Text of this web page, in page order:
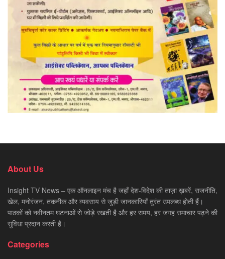
About Us
Insight TV News – एक ऑनलाइन मंच है जहाँ देश-विदेश की ताज़ा ख़बरें, राजनीति,
खेल, मनोरंजन, तकनीक और व्यवसाय से जुड़ी जानकारियाँ तुरंत उपलब्ध होती हैं।
पाठकों को नवीनतम घटनाओं से जोड़े रखती है और हर समय, हर जगह समाचार पढ़ने की
सुविधा प्रदान करती है।
Categories